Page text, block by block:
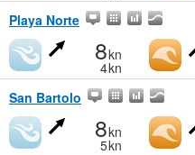
Playa Norte
8kn
4kn
San Bartolo
8kn
5kn